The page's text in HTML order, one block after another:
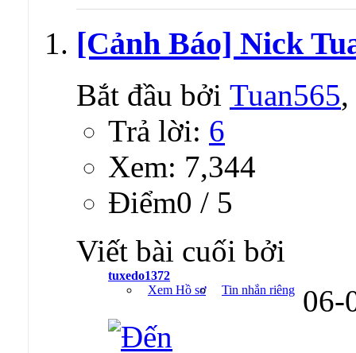
[Cảnh Báo] Nick
Bắt đầu bởi Tuan565
Trả lời: 6
Xem: 7,344
Ðiểm0 / 5
Viết bài cuối bởi
tuxedo1372
Xem Hồ sơ
Tin nhắn riêng 06-